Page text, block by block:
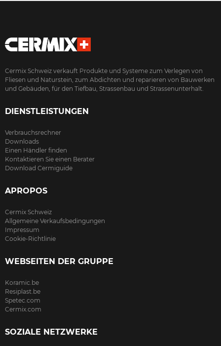
Cermix Schweiz verkauft Produkte und Systeme zum Verlegen von
Fliesen und Naturstein, zum Abdichten und reparieren von Bauwerken
und Gebäuden, für den Tiefbau, Strassenbau und Strassenunterhalt.
DIENSTLEISTUNGEN
Verbrauchsrechner
Downloads
Einen Händler finden
Kontaktieren Sie einen Berater
Download Cermiguide
APROPOS
Cermix Schweiz
Allgemeine Verkaufsbedingungen
Impressum
Cookie-Richtlinie
WEBSEITEN DER GRUPPE
Koramic.be
Resiplast.be
Spetec.com
Cermix.com
SOZIALE NETZWERKE